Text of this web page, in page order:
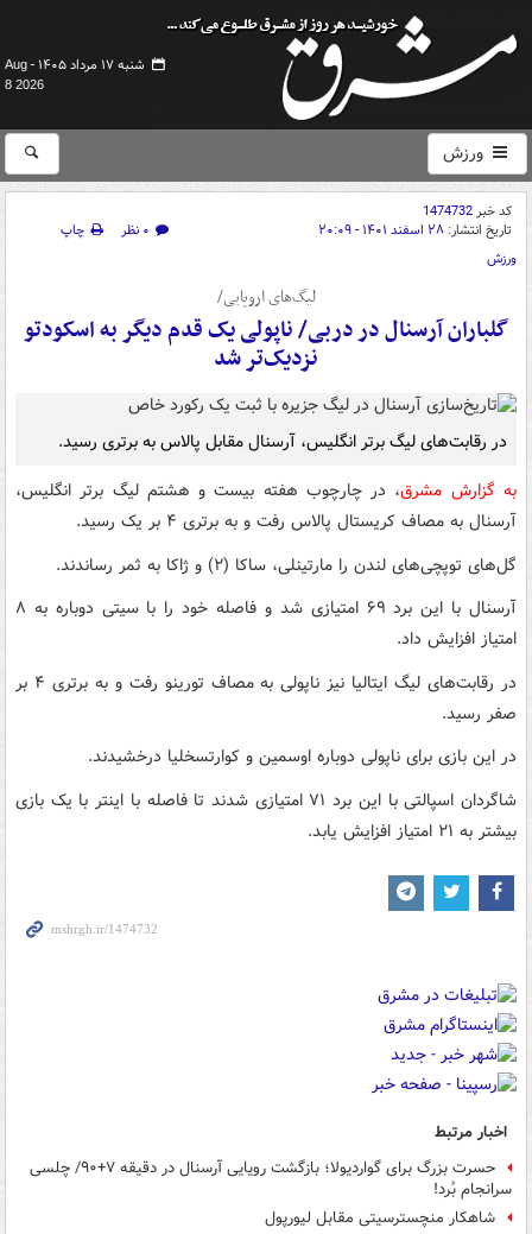
شنبه ۱۷ مرداد ۱۴۰۵ -
Aug
8 2026
ورزش
کد خبر1474732
تاریخ انتشار: ۲۸ اسفند ۱۴۰۱ - ۲۰:۰۹ ۰ نظر
چاپ
ورزش
لیگ‌های اروپایی/
گلباران آرسنال در دربی/ ناپولی یک قدم دیگر به اسکودتو
نزدیک‌تر شد
در رقابت‌های لیگ برتر انگلیس، آرسنال مقابل پالاس به برتری رسید.
به گزارش مشرق، در چارچوب هفته بیست و هشتم لیگ برتر انگلیس،
آرسنال به مصاف کریستال پالاس رفت و به برتری ۴ بر یک رسید.
گل‌های توپچی‌های لندن را مارتینلی، ساکا (۲) و ژاکا به ثمر رساندند.
آرسنال با این برد ۶۹ امتیازی شد و فاصله خود را با سیتی دوباره به ۸
امتیاز افزایش داد.
در رقابت‌های لیگ ایتالیا نیز ناپولی به مصاف تورینو رفت و به برتری ۴ بر
صفر رسید.
در این بازی برای ناپولی دوباره اوسمین و کوارتسخلیا درخشیدند.
شاگردان اسپالتی با این برد ۷۱ امتیازی شدند تا فاصله با اینتر با یک بازی
بیشتر به ۲۱ امتیاز افزایش یابد.
اخبار مرتبط
حسرت بزرگ برای گواردیولا؛ بازگشت رویایی آرسنال در دقیقه ۷+۹۰/ چلسی
سرانجام بُرد!
شاهکار منچسترسیتی مقابل لیورپول